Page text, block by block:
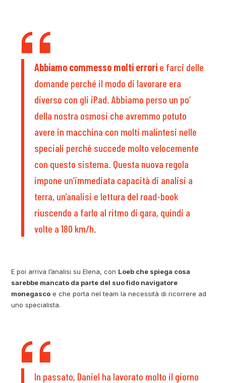
Abbiamo commesso molti errori e farci delle
domande perché il modo di lavorare era
diverso con gli iPad. Abbiamo perso un po’
della nostra osmosi che avremmo potuto
avere in macchina con molti malintesi nelle
speciali perché succede molto velocemente
con questo sistema. Questa nuova regola
impone un’immediata capacità di analisi a
terra, un’analisi e lettura del road-book
riuscendo a farlo al ritmo di gara, quindi a
volte a 180 km/h.
E poi arriva l’analisi su Elena, con Loeb che spiega cosa
sarebbe mancato da parte del suo fido navigatore
monegasco e che porta nel team la necessità di ricorrere ad
uno specialista.
In passato, Daniel ha lavorato molto il giorno